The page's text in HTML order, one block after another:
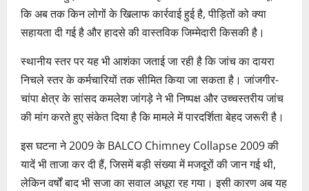
कि अब तक किन लोगों के खिलाफ कार्रवाई हुई है, पीड़ितों को क्या
सहायता दी गई है और हादसे की वास्तविक जिम्मेदारी किसकी है।
स्थानीय स्तर पर यह भी आशंका जताई जा रही है कि जांच का दायरा
निचले स्तर के कर्मचारियों तक सीमित किया जा सकता है। जांजगीर-
चांपा क्षेत्र के सांसद कमलेश जांगड़े ने भी निष्पक्ष और उच्चस्तरीय जांच
की मांग करते हुए संकेत दिया है कि मामले में पारदर्शिता बेहद जरूरी है।
इस घटना ने 2009 के BALCO Chimney Collapse 2009 की
यादें भी ताजा कर दी हैं, जिसमें बड़ी संख्या में मजदूरों की जान गई थी,
लेकिन वर्षों बाद भी सजा का सवाल अधूरा रह गया। इसी कारण अब यह